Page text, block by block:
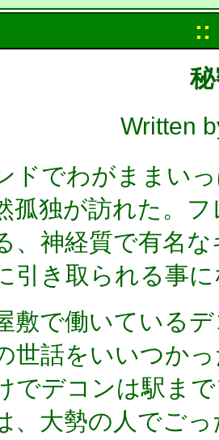
::
Written
ドでわがままい
孤独が訪れた。
、神経質で有名
引き取られる事
敷で働いている
世話をいいつか
でデコンは駅ま
、大勢の人でご